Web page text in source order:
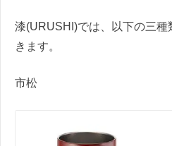
漆(URUSHI)では、以下の三
きます。
市松